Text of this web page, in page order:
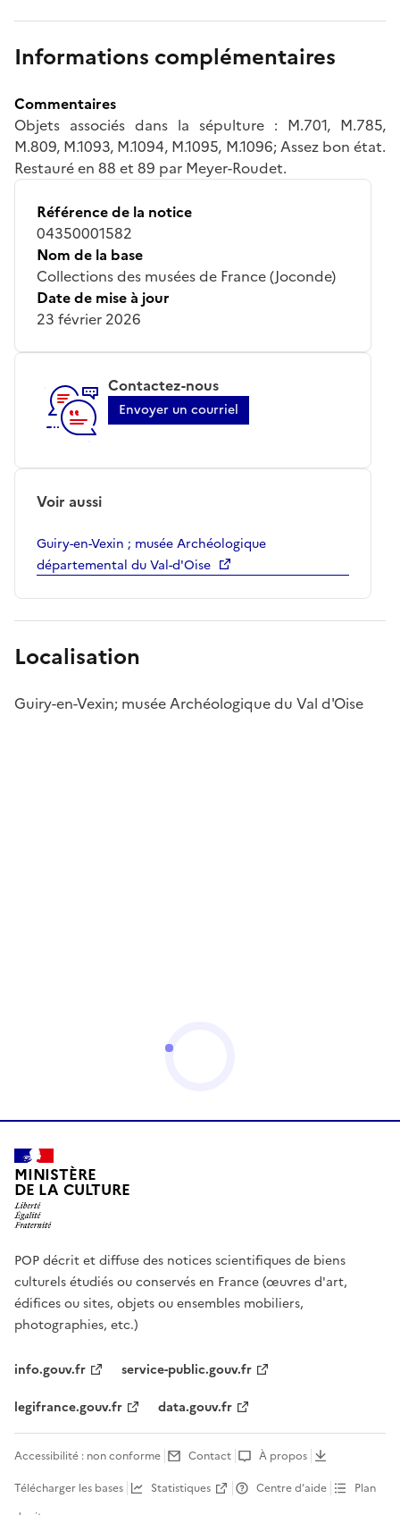
Informations complémentaires
Commentaires
Objets associés dans la sépulture : M.701, M.785,
M.809, M.1093, M.1094, M.1095, M.1096; Assez bon état.
Restauré en 88 et 89 par Meyer-Roudet.
Référence de la notice
04350001582
Nom de la base
Collections des musées de France (Joconde)
Date de mise à jour
23 février 2026
Contactez-nous
Envoyer un courriel
Voir aussi
Guiry-en-Vexin ; musée Archéologique
départemental du Val-d'Oise
Localisation
Guiry-en-Vexin; musée Archéologique du Val d'Oise
MINISTÈRE
DE LA CULTURE
POP décrit et diffuse des notices scientifiques de biens
culturels étudiés ou conservés en France (œuvres d'art,
édifices ou sites, objets ou ensembles mobiliers,
photographies, etc.)
info.gouv.fr
service-public.gouv.fr
legifrance.gouv.fr
data.gouv.fr
Accessibilité : non conforme Contact
À propos
Télécharger les bases
Statistiques Centre d’aide
Plan